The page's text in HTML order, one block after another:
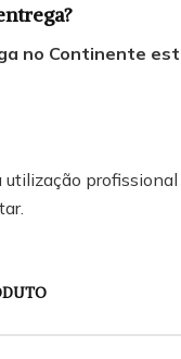
no Continente